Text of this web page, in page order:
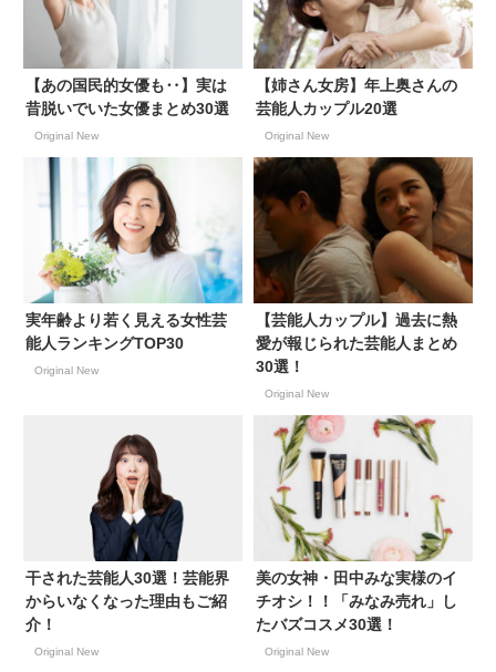
【あの国民的女優も‥】実は
昔脱いでいた女優まとめ30選
Original New
【姉さん女房】年上奥さんの
芸能人カップル20選
Original New
実年齢より若く見える女性芸
能人ランキングTOP30
Original New
【芸能人カップル】過去に熱
愛が報じられた芸能人まとめ
30選！
Original New
干された芸能人30選！芸能界
からいなくなった理由もご紹
介！
Original New
美の女神・田中みな実様のイ
チオシ！！「みなみ売れ」し
たバズコスメ30選！
Original New